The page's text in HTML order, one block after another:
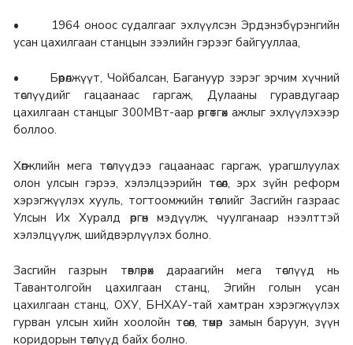
• 1964 оноос судалгааг эхлүүлсэн Эрдэнэбүрэнгийн
усан цахилгаан станцын зээлийн гэрээг байгууллаа,
• Бөөрөлжүүт, Чойбалсан, Багануур зэрэг эрчим хүчний
төслүүдийг гацаанаас гаргаж, Дулааны гуравдугаар
цахилгаан станцыг 300МВт-аар өргөтгөх ажлыг эхлүүлэхээр
боллоо.
Хөгжлийн мега төслүүдээ гацаанаас гаргаж, урагшлуулах
олон улсын гэрээ, хэлэлцээрийн төсөл, эрх зүйн реформ
хэрэгжүүлэх хууль, тогтоомжийн төслийг Засгийн газраас
Улсын Их Хуралд өргөн мэдүүлж, чуулганаар нээлттэй
хэлэлцүүлж, шийдвэрлүүлэх болно.
Засгийн газрын төвлөрөх дараагийн мега төслүүд нь
Тавантолгойн цахилгаан станц, Эгийн голын усан
цахилгаан станц, ОХУ, БНХАУ-тай хамтран хэрэгжүүлэх
гурван улсын хийн хоолойн төсөл, төмөр замын баруун, зүүн
коридорын төслүүд байх болно.